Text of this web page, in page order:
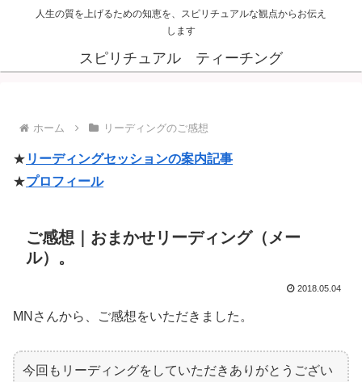
人生の質を上げるための知恵を、スピリチュアルな観点からお伝え
します
スピリチュアル ティーチング
ホーム リーディングのご感想
★ リーディングセッションの案内記事
★プロフィール
ご感想｜おまかせリーディング（メー
ル）。
2018.05.04
MNさんから、ご感想をいただきました。
今回もリーディングをしていただきありがとうござい